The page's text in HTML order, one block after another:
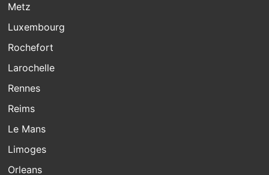
Metz
Luxembourg
Rochefort
Larochelle
Rennes
Reims
Le Mans
Limoges
Orleans